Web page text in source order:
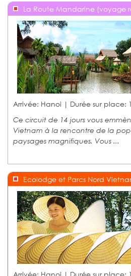
La Route Mandarine (voyage
Arrivée: Hanoi | Durée sur place:
Ce circuit de 14 jours vous
Vietnam à la rencontre de la
paysages magnifiques. Vous ...
Ecolodge et Parcs Nord
Arrivée: Hanoi | Durée sur place: